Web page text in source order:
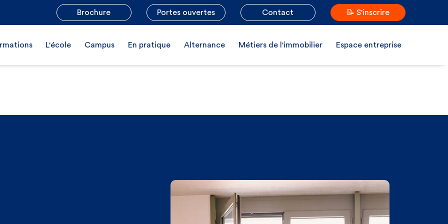
Brochure Portes ouvertes Contact 📝 S'inscrire
L'école Campus En pratique Alternance Métiers de l'immobilier Espace entreprise